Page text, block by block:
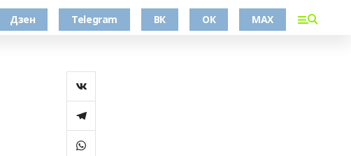
Дзен Telegram ВК ОК MAX